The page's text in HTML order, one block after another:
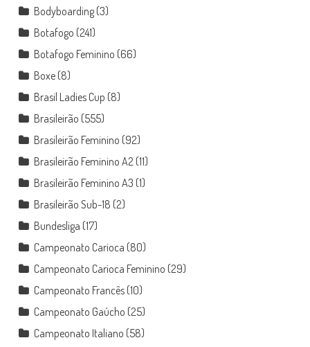
Bodyboarding(3)
Botafogo (241)
Botafogo Feminino (66)
Boxe(8)
Brasil Ladies Cup (8)
Brasileirão (555)
Brasileirão Feminino (92)
Brasileirão Feminino A2(11)
Brasileirão Feminino A3 (1)
Brasileirão Sub-18 (2)
Bundesliga (17)
Campeonato Carioca (80)
Campeonato Carioca Feminino (29)
Campeonato Francês(10)
Campeonato Gaúcho (25)
Campeonato Italiano (58)